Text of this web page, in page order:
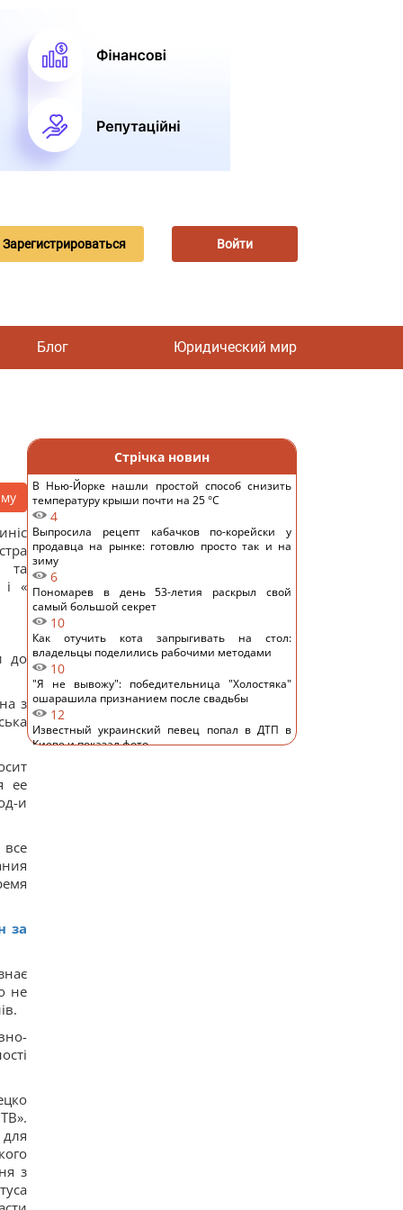
Зарегистрироваться Войти
Блог Юридический мир
та
і «
до
з
ее
и
за
не
з
Стрічка новин
В Нью-Йорке нашли простой способ снизить
температуру крыши почти на 25 °C
4
Выпросила рецепт кабачков по-корейски у
продавца на рынке: готовлю просто так и на
зиму
6
Пономарев в день 53-летия раскрыл свой
самый большой секрет
10
Как отучить кота запрыгивать на стол:
владельцы поделились рабочими методами
10
"Я не вывожу": победительница "Холостяка"
ошарашила признанием после свадьбы
12
Известный украинский певец попал в ДТП в
Киеве и показал фото